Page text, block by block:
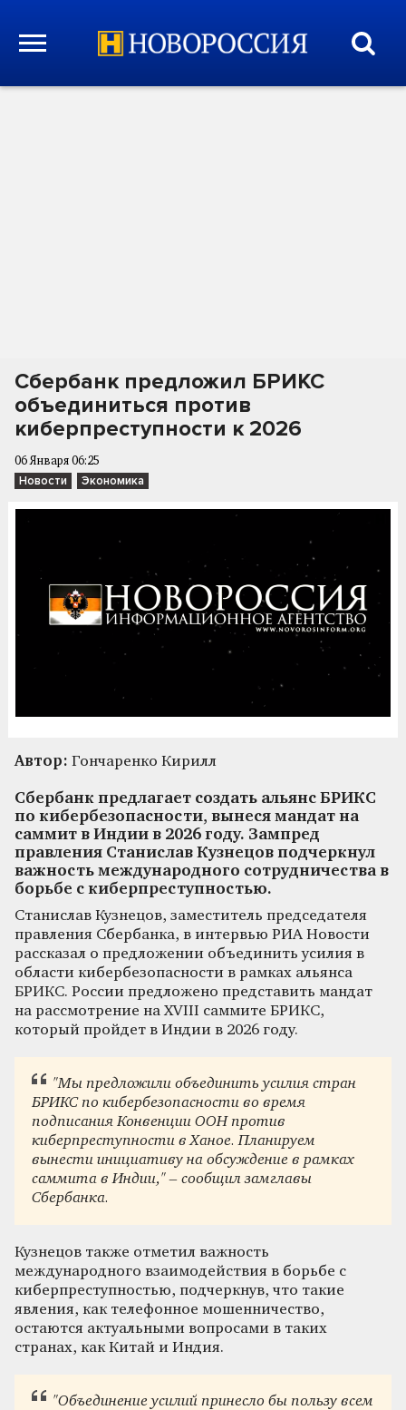
Сбербанк предложил БРИКС
объединиться против
киберпреступности к 2026
06 Января 06:25
Новости Экономика
Автор: Гончаренко Кирилл
Сбербанк предлагает создать альянс БРИКС
по кибербезопасности, вынеся мандат на
саммит в Индии в 2026 году. Зампред
правления Станислав Кузнецов подчеркнул
важность международного сотрудничества в
борьбе с киберпреступностью.
Станислав Кузнецов, заместитель председателя
правления Сбербанка, в интервью РИА Новости
рассказал о предложении объединить усилия в
области кибербезопасности в рамках альянса
БРИКС. России предложено представить мандат
на рассмотрение на XVIII саммите БРИКС,
который пройдет в Индии в 2026 году.
"Мы предложили объединить усилия стран
БРИКС по кибербезопасности во время
подписания Конвенции ООН против
киберпреступности в Ханое. Планируем
вынести инициативу на обсуждение в рамках
саммита в Индии," – сообщил замглавы
Сбербанка.
Кузнецов также отметил важность
международного взаимодействия в борьбе с
киберпреступностью, подчеркнув, что такие
явления, как телефонное мошенничество,
остаются актуальными вопросами в таких
странах, как Китай и Индия.
"Объединение усилий принесло бы пользу всем